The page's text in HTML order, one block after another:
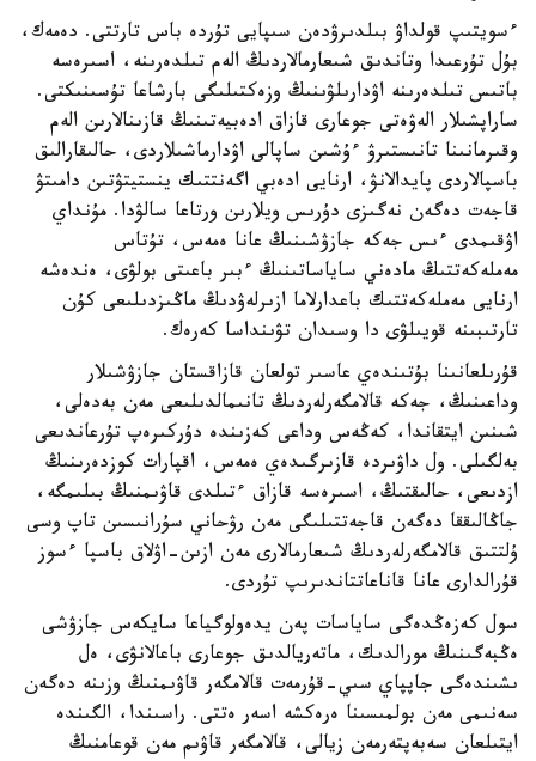
ءسويتىپ قولداۋ بىلدىرۋدەن سىپايى تۇردە باس تارتتى. دەمەك،
بۇل تۇرعىدا وتاندىق شىعارمالاردىڭ الەم تىلدەرىنە، اسىرەسە
باتىس تىلدەرىنە اۋدارىلۋىنىڭ وزەكتىلىگى بارشاعا تۇسىنىكتى.
ساراپشىلار الەۋەتى جوعارى قازاق ادەبيەتىنىڭ قازىنالارىن الەم
وقىرمانىنا تانىستىرۋ ءۇشىن ساپالى اۋدارماشىلاردى، حالىقارالىق
باسپالاردى پايدالانۋ، ارنايى ادەبي اگەنتتىك ينستيتۋتىن دامىتۋ
قاجەت دەگەن نەگىزى دۇرىس ويلارىن ورتاعا سالۋدا. مۇنداي
اۋقىمدى ءىس جەكە جازۋشىنىڭ عانا ەمەس، تۇتاس
مەملەكەتتىڭ مادەني ساياساتىنىڭ ءبىر باعىتى بولۋى، ەندەشە
ارنايى مەملەكەتتىك باعدارلاما ازىرلەۋدىڭ ماڭىزدىلىعى كۇن
تارتىبىنە قويىلۋى دا وسىدان تۋىنداسا كەرەك.
قۇرىلعانىنا بۇتىندەي عاسىر تولعان قازاقستان جازۋشىلار
وداعىنىڭ، جەكە قالامگەرلەردىڭ تانىمالدىلىعى مەن بەدەلى،
شىنىن ايتقاندا، كەڭەس وداعى كەزىندە دۇركىرەپ تۇرعاندىعى
بەلگىلى. ول داۋىردە قازىرگىدەي ەمەس، اقپارات كوزدەرىنىڭ
ازدىعى، حالىقتىڭ، اسىرەسە قازاق ءتىلدى قاۋىمنىڭ بىلىمگە،
جاڭالىققا دەگەن قاجەتتىلىگى مەن رۋحاني سۇرانىسىن تاپ وسى
ۇلتتىق قالامگەرلەردىڭ شىعارمالارى مەن ازىن-اۋلاق باسپا ءسوز
قۇرالدارى عانا قاناعاتتاندىرىپ تۇردى.
سول كەزەڭدەگى ساياسات پەن يدەولوگياعا سايكەس جازۋشى
ەڭبەگىنىڭ مورالدىك، ماتەريالدىق جوعارى باعالانۋى، ەل
ىشىندەگى جاپپاي سىي-قۇرمەت قالامگەر قاۋىمنىڭ وزىنە دەگەن
سەنىمى مەن بولمىسىنا ەرەكشە اسەر ەتتى. راسىندا، الگىندە
ايتىلعان سەبەپتەرمەن زيالى، قالامگەر قاۋىم مەن قوعامنىڭ